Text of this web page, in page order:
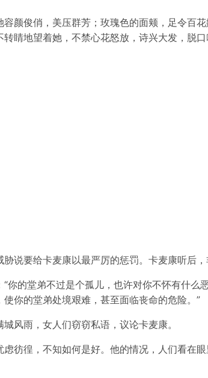
颜俊俏，美压群芳；玫瑰色的面颊，足令百
睛地望着她，不禁心花怒放，诗兴大发，脱口
说要给卡麦康以最严厉的惩罚。卡麦康听后，
你的堂弟不过是个孤儿，也许对你不怀有什
你的堂弟处境艰难，甚至面临丧命的危险。”
风雨，女人们窃窃私语，议论卡麦康。
彷徨，不知如何是好。他的情况，人们看在